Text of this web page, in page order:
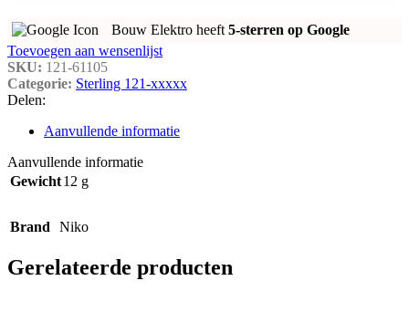
Bouw Elektro heeft 5-sterren op Google
Toevoegen aan wensenlijst
SKU: 121-61105
Categorie: Sterling 121-xxxxx
Delen:
Aanvullende informatie
Aanvullende informatie
Gewicht12 g
Brand Niko
Gerelateerde producten